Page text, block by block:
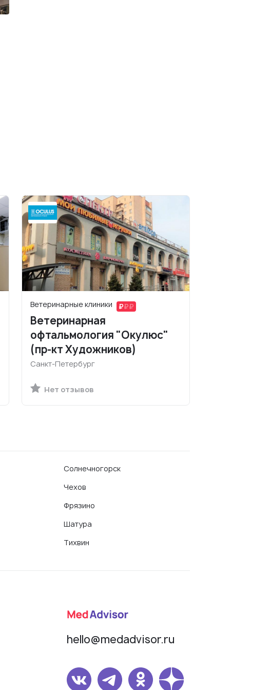
Ветеринарные клиники
Ветеринарная
офтальмология "Окулюс"
(пр-кт Художников)
Санкт-Петербург
Нет отзывов
Солнечногорск
Чехов
Фрязино
Шатура
Тихвин
hello@medadvisor.ru